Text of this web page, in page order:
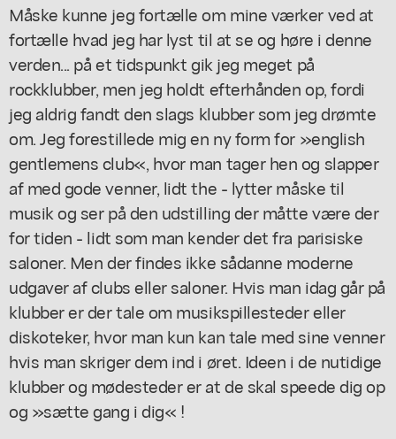
Måske kunne jeg fortælle om mine værker ved at
fortælle hvad jeg har lyst til at se og høre i denne
verden... på et tidspunkt gik jeg meget på
rockklubber, men jeg holdt efterhånden op, fordi
jeg aldrig fandt den slags klubber som jeg drømte
om. Jeg forestillede mig en ny form for »english
gentlemens club«, hvor man tager hen og slapper
af med gode venner, lidt the - lytter måske til
musik og ser på den udstilling der måtte være der
for tiden - lidt som man kender det fra parisiske
saloner. Men der findes ikke sådanne moderne
udgaver af clubs eller saloner. Hvis man idag går på
klubber er der tale om musikspillesteder eller
diskoteker, hvor man kun kan tale med sine venner
hvis man skriger dem ind i øret. Ideen i de nutidige
klubber og mødesteder er at de skal speede dig op
og »sætte gang i dig« !